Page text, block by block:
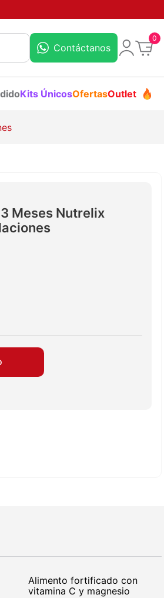
Contáctanos
0
Kits ÚnicosOfertasOutlet
Meses Nutrelix
Alimento fortificado con
vitamina C y magnesio